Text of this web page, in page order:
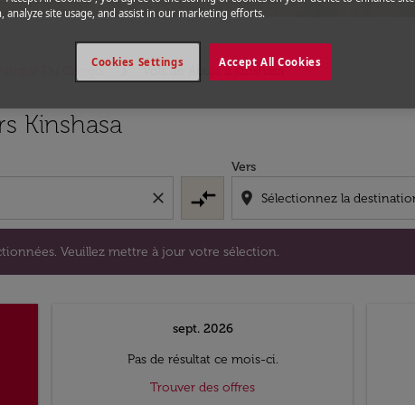
Du Congo Vols de Abuja a Kinshasa
Kinshasa
close compare_arrows
Vers
location_on
Veuillez mettre à jour votre sélection.
Veuillez mettre à jour votre sélection.
sept. 2026
Pas de résultat ce mois-ci.
Trouver des offres
analyze site usage, and assist in our marketing efforts.
Accept All Cookies
Cookies Settings